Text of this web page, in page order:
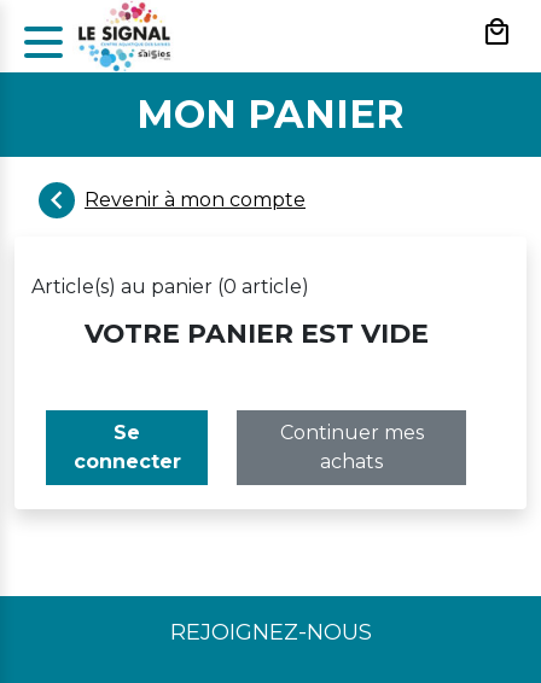
MON PANIER
Revenir à mon compte
Article(s) au panier (0 article)
VOTRE PANIER EST VIDE
Se
connecter
Continuer mes
achats
REJOIGNEZ-NOUS
Panneau de gestion des cookies